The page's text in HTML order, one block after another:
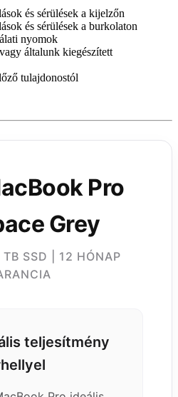
és sérülések a kijelzőn
és sérülések a burkolaton
nyomok
általunk kiegészített
tulajdonostól
Pro
Grey
SSD | 12 HÓNAP
teljesítmény